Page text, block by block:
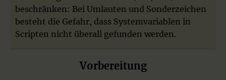
beschränken: Bei Umlauten und Sonderzeichen
besteht die Gefahr, dass Systemvariablen in
Scripten nicht überall gefunden werden.
Vorbereitung